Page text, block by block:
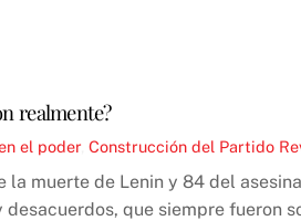
realmente?
el poder, Construcción del Partido
la muerte de Lenin y 84 del
que siempre fueron